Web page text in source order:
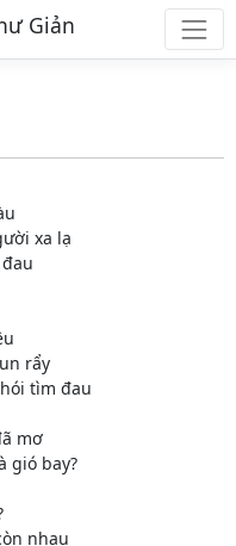
Giản
xa lạ
rẩy
tìm đau
mơ
gió bay?
nhau